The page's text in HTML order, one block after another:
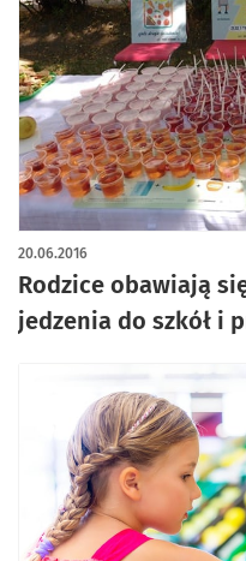
Rodzice obawiają
jedzenia do szkół i
20.06.2016